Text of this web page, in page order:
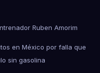
Ruben Amorim
en México por falla que
sin gasolina